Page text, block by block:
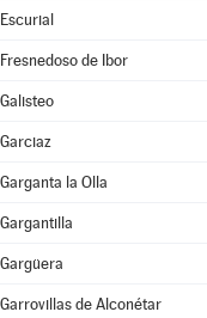
Escurial
Fresnedoso de Ibor
Galisteo
Garciaz
Garganta la Olla
Gargantilla
Gargüera
Garrovillas de Alconétar